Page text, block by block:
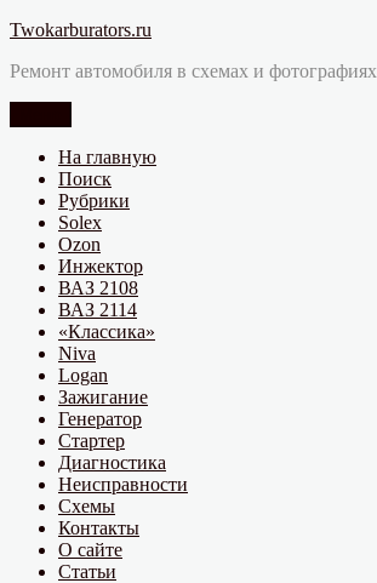
Перейти
содержимому
Twokarburators.ru
Ремонт автомобиля в схемах и фотографиях
На главную
Поиск
Рубрики
Solex
Ozon
Инжектор
ВАЗ 2108
ВАЗ 2114
«Классика»
Niva
Logan
Зажигание
Генератор
Стартер
Диагностика
Неисправности
Схемы
Контакты
О сайте
Статьи